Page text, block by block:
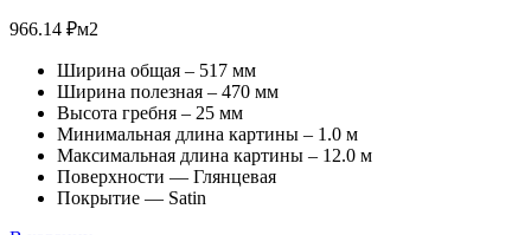
966.14 ₽м2
Ширина общая – 517 мм
Ширина полезная – 470 мм
Высота гребня – 25 мм
Минимальная длина картины – 1.0 м
Максимальная длина картины – 12.0 м
Поверхности — Глянцевая
Покрытие — Satin